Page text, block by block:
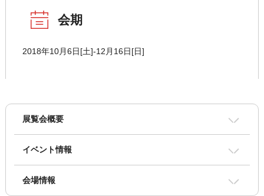
会期
2018年10月6日[土]-12月16日[日]
展覧会概要
イベント情報
会場情報